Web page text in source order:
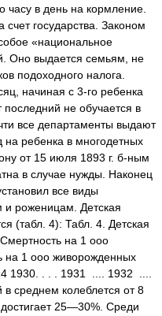
часу в день на кормление.
государства. Законом
«национальное
Оно выдается семьям, не
подоходного налога.
начиная с 3-го ребенка
последний не обучается в
все департаменты выдают
ребенка в многодетных
от 15 июля 1893 г. б-ным
в случае нужды. Наконец
все виды
роженицам. Детская
(табл. 4): Табл. 4. Детская
на 1 ооо
на 1 ооо живорожденных
1930. . . . 1931 .... 1932 ....
среднем колеблется от 8
25—30%. Среди